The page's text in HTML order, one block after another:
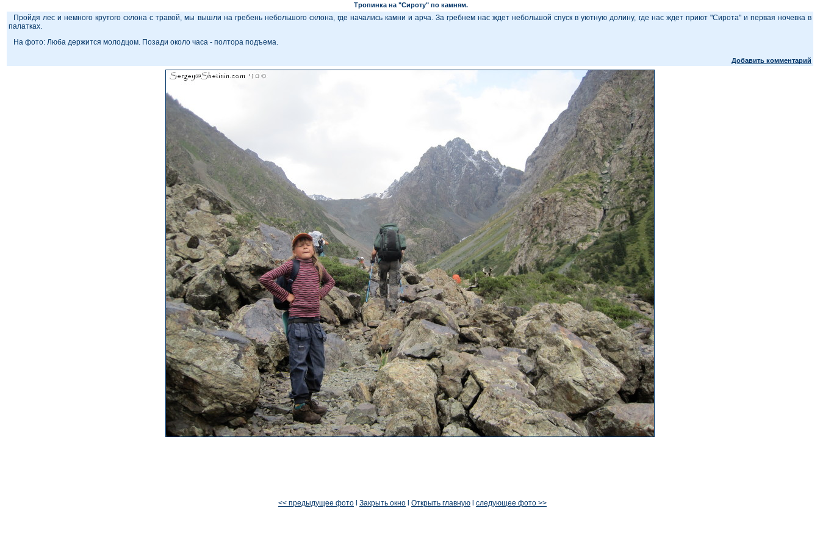
Тропинка на "Сироту" по камням.
Пройдя лес и немного крутого склона с травой, мы вышли на гребень небольшого склона, где начались камни и арча. За гребнем нас ждет небольшой спуск в уютную долину, где нас ждет приют "Сирота" и первая ночевка в
палатках.
На фото: Люба держится молодцом. Позади около часа - полтора подъема.
Добавить комментарий
<< предыдущее фото Закрыть окно Открыть главную следующее фото >>